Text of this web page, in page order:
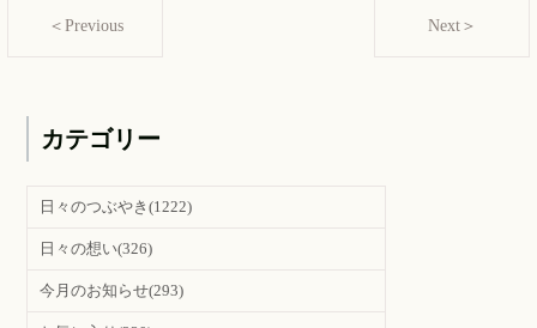
＜Previous Next＞
カテゴリー
日々のつぶやき(1222)
日々の想い(326)
今月のお知らせ(293)